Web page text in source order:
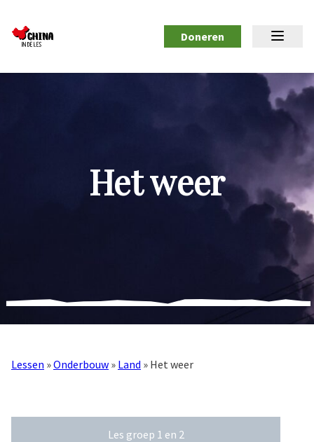
Doneren
Het weer
Lessen »Onderbouw » Land » Het weer
Les groep 1 en 2